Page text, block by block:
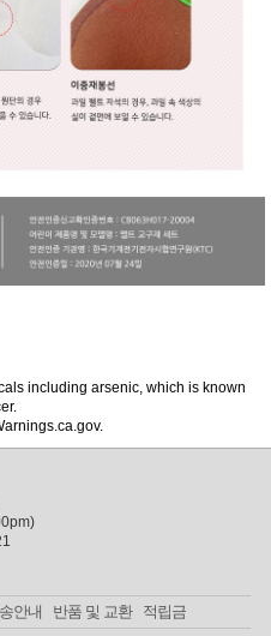
including arsenic, which is known
안내 반품 및 교환 적립금